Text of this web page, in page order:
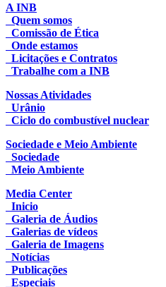
A INB
Quem somos
Comissão de Ética
Onde estamos
Licitações e Contratos
Trabalhe com a INB
Nossas Atividades
Urânio
Ciclo do combustível nuclear
Sociedade e Meio Ambiente
Sociedade
Meio Ambiente
Media Center
Inicio
Galeria de Áudios
Galerias de vídeos
Galeria de Imagens
Notícias
Publicações
Especiais